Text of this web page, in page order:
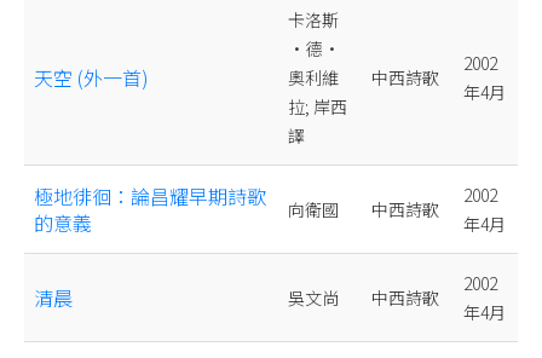
天空 (外一首)
卡洛斯
•德•
奧利維
拉; 岸西
譯
中西詩歌
2002
年4月
極地徘徊：論昌耀早期詩歌
的意義
向衛國 中西詩歌
2002
年4月
清晨 吳文尚 中西詩歌
2002
年4月